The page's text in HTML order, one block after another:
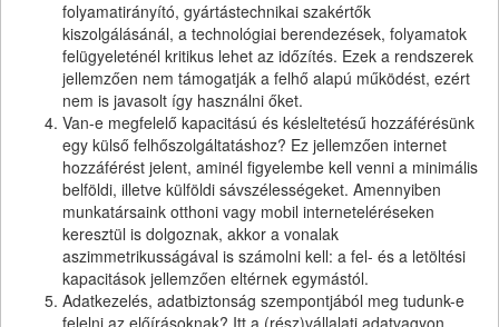
folyamatirányító, gyártástechnikai szakértők
kiszolgálásánál, a technológiai berendezések, folyamatok
felügyeleténél kritikus lehet az időzítés. Ezek a rendszerek
jellemzően nem támogatják a felhő alapú működést, ezért
nem is javasolt így használni őket.
Van-e megfelelő kapacitású és késleltetésű hozzáférésünk
egy külső felhőszolgáltatáshoz? Ez jellemzően internet
hozzáférést jelent, aminél figyelembe kell venni a minimális
belföldi, illetve külföldi sávszélességeket. Amennyiben
munkatársaink otthoni vagy mobil interneteléréseken
keresztül is dolgoznak, akkor a vonalak
aszimmetrikusságával is számolni kell: a fel- és a letöltési
kapacitások jellemzően eltérnek egymástól.
Adatkezelés, adatbiztonság szempontjából meg tudunk-e
felelni az előírásoknak? Itt a (rész)vállalati adatvagyon